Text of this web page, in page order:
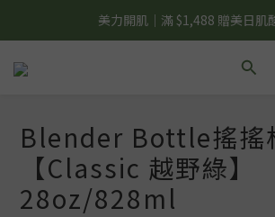
夏日輕補給｜500g 植物蛋白最低
美力開肌｜滿 $1,488 贈美日肌
夏日輕補給｜500g 植物蛋白最低
Blender Bottle搖搖
【Classic 越野綠】
28oz/828ml